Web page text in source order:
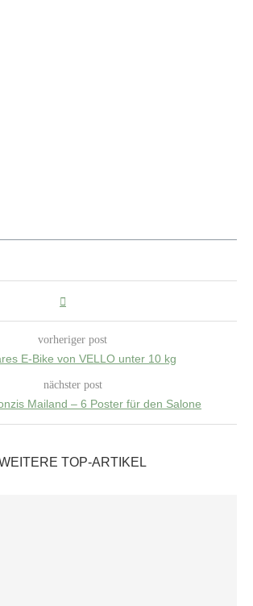
vorheriger post
E-Bike von VELLO unter 10 kg
nächster post
Mailand – 6 Poster für den Salone
TOP-ARTIKEL